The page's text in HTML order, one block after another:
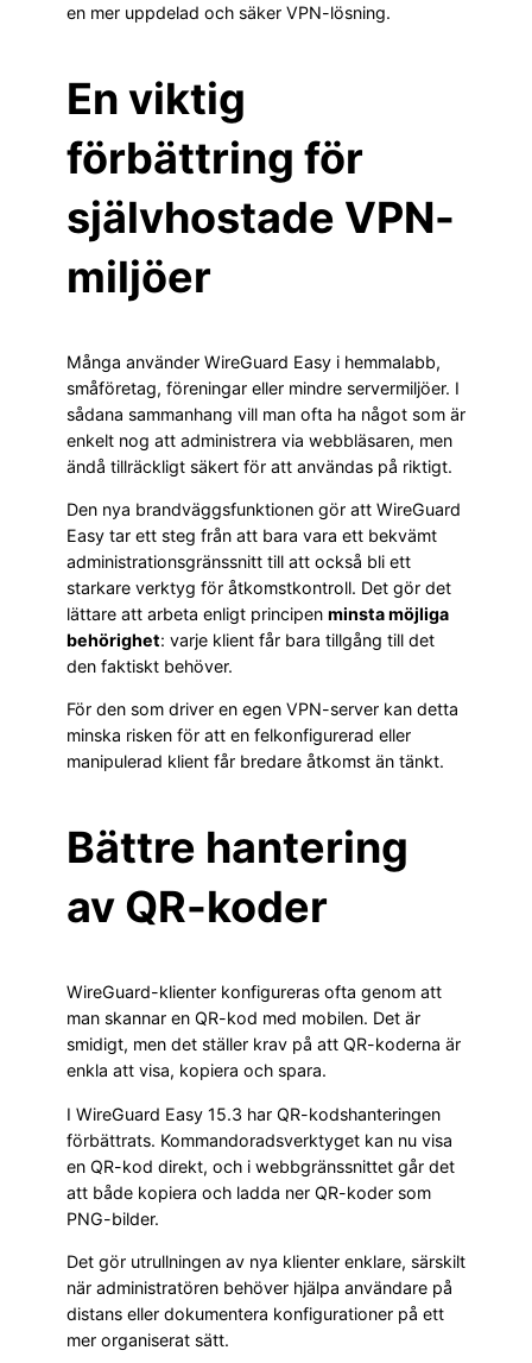
en mer uppdelad och säker VPN-lösning.
En viktig
förbättring för
självhostade VPN-
miljöer
Många använder WireGuard Easy i hemmalabb,
småföretag, föreningar eller mindre servermiljöer. I
sådana sammanhang vill man ofta ha något som är
enkelt nog att administrera via webbläsaren, men
ändå tillräckligt säkert för att användas på riktigt.
Den nya brandväggsfunktionen gör att WireGuard
Easy tar ett steg från att bara vara ett bekvämt
administrationsgränssnitt till att också bli ett
starkare verktyg för åtkomstkontroll. Det gör det
lättare att arbeta enligt principen minsta möjliga
behörighet: varje klient får bara tillgång till det
den faktiskt behöver.
För den som driver en egen VPN-server kan detta
minska risken för att en felkonfigurerad eller
manipulerad klient får bredare åtkomst än tänkt.
Bättre hantering
av QR-koder
WireGuard-klienter konfigureras ofta genom att
man skannar en QR-kod med mobilen. Det är
smidigt, men det ställer krav på att QR-koderna är
enkla att visa, kopiera och spara.
I WireGuard Easy 15.3 har QR-kodshanteringen
förbättrats. Kommandoradsverktyget kan nu visa
en QR-kod direkt, och i webbgränssnittet går det
att både kopiera och ladda ner QR-koder som
PNG-bilder.
Det gör utrullningen av nya klienter enklare, särskilt
när administratören behöver hjälpa användare på
distans eller dokumentera konfigurationer på ett
mer organiserat sätt.